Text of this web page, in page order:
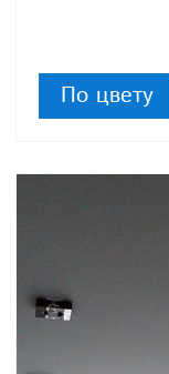
По цвету